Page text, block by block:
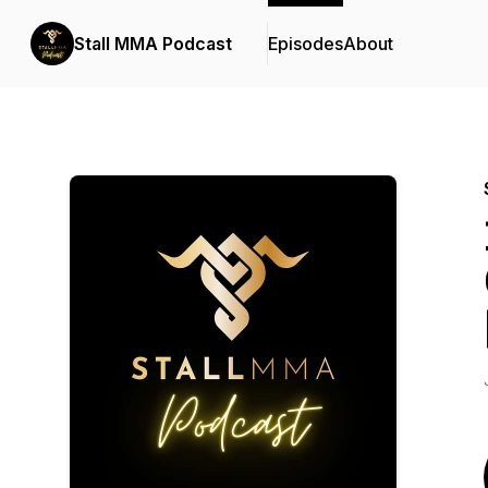
Stall MMA Podcast EpisodesAbout